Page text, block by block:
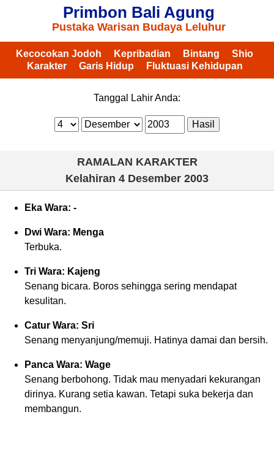
Primbon Bali Agung
Pustaka Warisan Budaya Leluhur
Kecocokan Jodoh Kepribadian Bintang
Shio
Karakter
Garis Hidup Fluktuasi Kehidupan
Tanggal Lahir Anda:
RAMALAN KARAKTER
Kelahiran 4 Desember 2003
Eka Wara: -
Dwi Wara: Menga
Terbuka.
Tri Wara: Kajeng
Senang bicara. Boros sehingga sering mendapat
kesulitan.
Catur Wara: Sri
Senang menyanjung/memuji. Hatinya damai dan bersih.
Panca Wara: Wage
Senang berbohong. Tidak mau menyadari kekurangan
dirinya. Kurang setia kawan. Tetapi suka bekerja dan
membangun.